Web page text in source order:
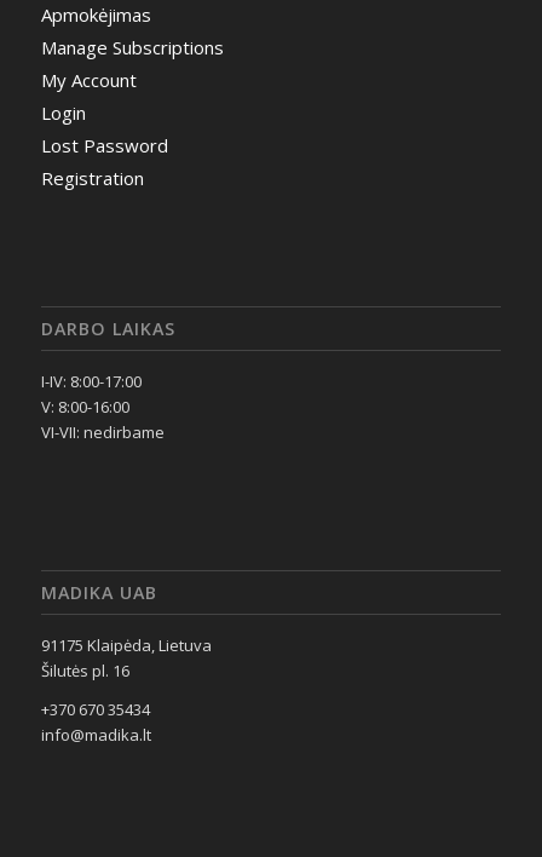
Apmokėjimas
Manage Subscriptions
My Account
Login
Lost Password
Registration
DARBO LAIKAS
I-IV: 8:00-17:00
V: 8:00-16:00
VI-VII: nedirbame
MADIKA UAB
91175 Klaipėda, Lietuva
Šilutės pl. 16
+370 670 35434
info@madika.lt